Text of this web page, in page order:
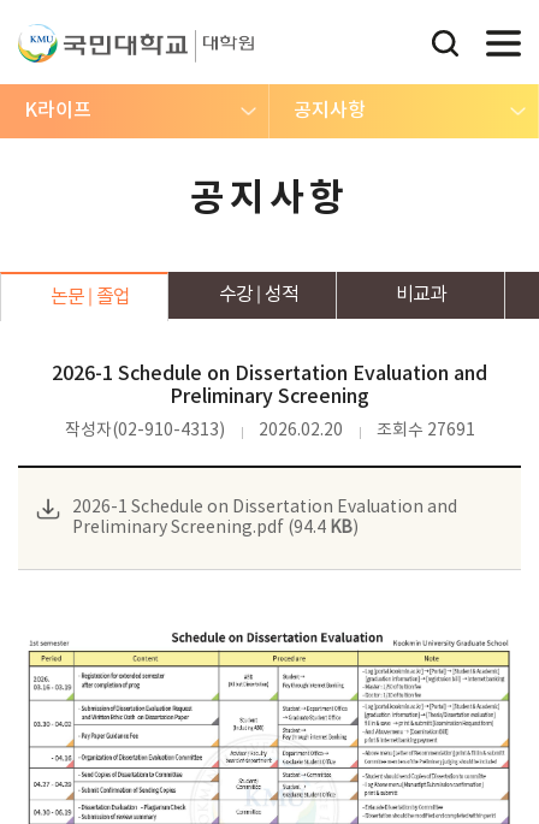
K라이프 공지사항
공지사항
논문 졸업 수강 성적 비교과
2026-1 Schedule on Dissertation Evaluation and
Preliminary Screening
작성자(02-910-4313) 2026.02.20 조회수 27691
2026-1 Schedule on Dissertation Evaluation and
Preliminary Screening.pdf (94.4 KB)